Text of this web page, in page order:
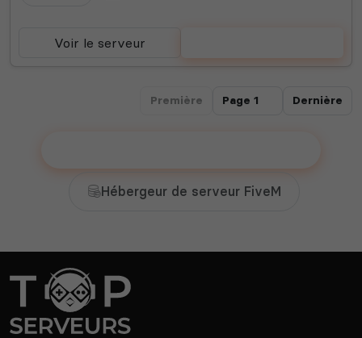
Voir le serveur
Première Dernière
Hébergeur de serveur FiveM